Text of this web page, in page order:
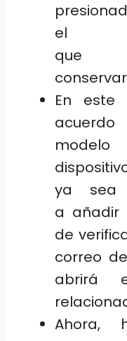
el
que
En este
ya sea
a añadir
de
correo
abrirá
Ahora,